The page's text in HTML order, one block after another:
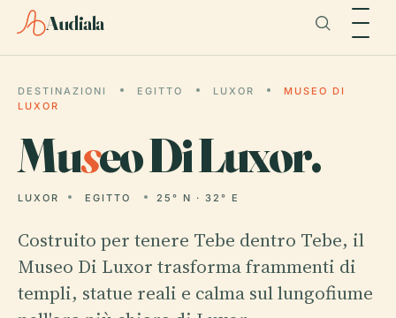
Audiala
DESTINAZIONI EGITTO LUXOR
MUSEO DI
LUXOR
Museo Di Luxor.
LUXOR EGITTO 25° N · 32° E
Costruito per tenere Tebe dentro Tebe, il
Museo Di Luxor trasforma frammenti di
templi, statue reali e calma sul lungofiume